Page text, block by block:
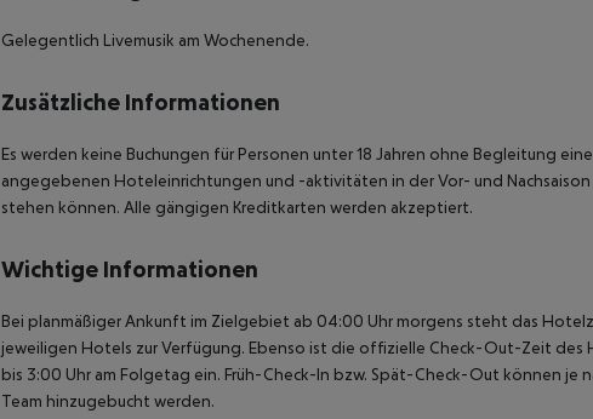
Gelegentlich Livemusik am Wochenende.
Zusätzliche Informationen
Es werden keine Buchungen für Personen unter 18 Jahren ohne Begleitung
angegebenen Hoteleinrichtungen und -aktivitäten in der Vor- und
stehen können. Alle gängigen Kreditkarten werden akzeptiert.
Wichtige Informationen
Bei planmäßiger Ankunft im Zielgebiet ab 04:00 Uhr morgens steht das
jeweiligen Hotels zur Verfügung. Ebenso ist die offizielle Check-Out-Zeit des
bis 3:00 Uhr am Folgetag ein. Früh-Check-In bzw. Spät-Check-Out können je
Team hinzugebucht werden.